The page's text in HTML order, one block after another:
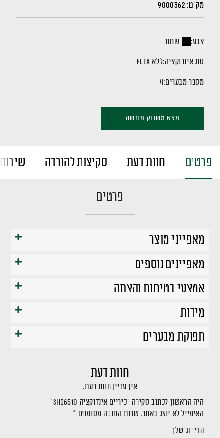
מק"ט: 9000362
צבע: שחור
סוג אינדוקציה:ללא Flex
מספר מבערים:4
מצא משווק מורשה
פרטים חוות דעת סקיצות להורדה
פרטים
מאפייני מוצר
מאפיינים נוספים
אמצעי בטיחות והצתה
מידות
תפוקת מבערים
חוות דעת
אין עדיין חוות דעת.
היה הראשון לכתוב סקירה “כיריים אינדוקציה SHI6510”
האימייל לא יוצג באתר. שדות החובה מסומנים *
הדירוג שלך